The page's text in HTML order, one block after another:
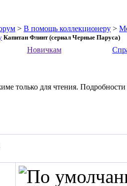
> В помощь коллекционеру >
Капитан Флинт (сериал Черные Паруса)
Новичкам
только для чтения.